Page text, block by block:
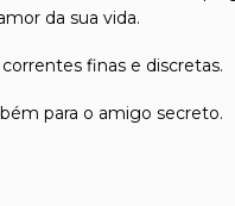
da sua vida.
finas e discretas.
para o amigo secreto.